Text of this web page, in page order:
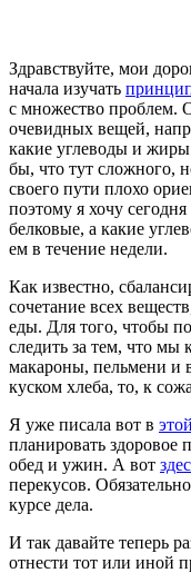
Здравствуйте, мои
начала изучать
с множество проблем.
очевидных вещей,
какие углеводы и жиры
бы, что тут сложного,
своего пути плохо
поэтому я хочу
белковые, а какие
ем в течение недели.
Как известно,
сочетание всех
еды. Для того, чтобы
следить за тем, что
макароны, пельмени и
куском хлеба, то, к
Я уже писала вот в этой
планировать здоровое
обед и ужин. А вот
перекусов.
курсе дела.
И так давайте теперь
отнести тот или иной